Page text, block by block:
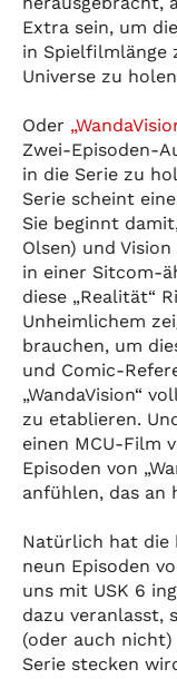
Extra sein, um
in Spielfilmlänge
Universe zu
Oder
Zwei-Episoden-
in die Serie zu
Serie scheint
Sie beginnt
Olsen) und
in einer Sitcom-
diese „Realität“
Unheimlichem
brauchen, um
und Comic-
„WandaVision“
zu etablieren.
einen MCU-Film
Episoden von
anfühlen, das an
Natürlich hat die
neun Episoden
uns mit USK 6
dazu veranlasst,
(oder auch nicht)
Serie stecken